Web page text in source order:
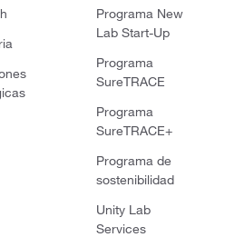
Programa New
Lab Start-Up
Programa
SureTRACE
Programa
SureTRACE+
Programa de
sostenibilidad
Unity Lab
Services